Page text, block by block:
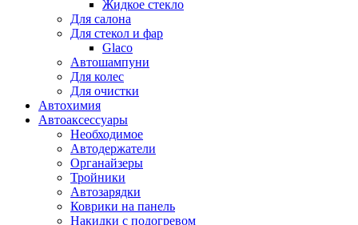
Жидкое стекло
Для салона
Для стекол и фар
Glaco
Автошампуни
Для колес
Для очистки
Автохимия
Автоаксессуары
Необходимое
Автодержатели
Органайзеры
Тройники
Автозарядки
Коврики на панель
Накидки с подогревом